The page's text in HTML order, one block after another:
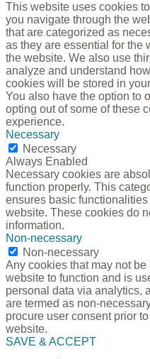
This website uses cookies
you navigate through the
that are categorized as
as they are essential for the
the website. We also use
analyze and understand
cookies will be stored in
You also have the option to
opting out of some of these
experience.
Necessary
Necessary
Always Enabled
Necessary cookies are
function properly. This
ensures basic
website. These cookies do
information.
Non-necessary
Non-necessary
Any cookies that may not
website to function and is
personal data via analytics,
are termed as non-
procure user consent prior
website.
SAVE & ACCEPT